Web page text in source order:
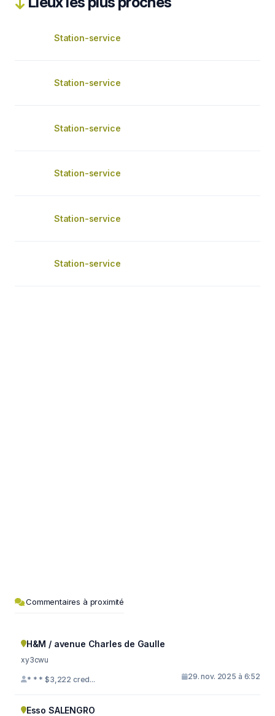
Station-service
Station-service
Station-service
Station-service
Station-service
Station-service
Commentaires à proximité
H&M / avenue Charles de Gaulle
xy3cwu
* * * $3,222 cred... 29. nov. 2025 à 6:52
Esso SALENGRO